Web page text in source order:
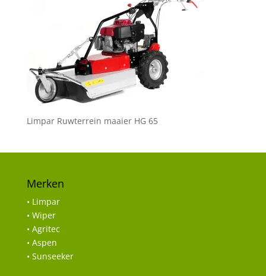
Limpar Ruwterrein maaier HG 65
Merken
• Limpar
• Wiper
• Agritec
• Aspen
• Sunseeker